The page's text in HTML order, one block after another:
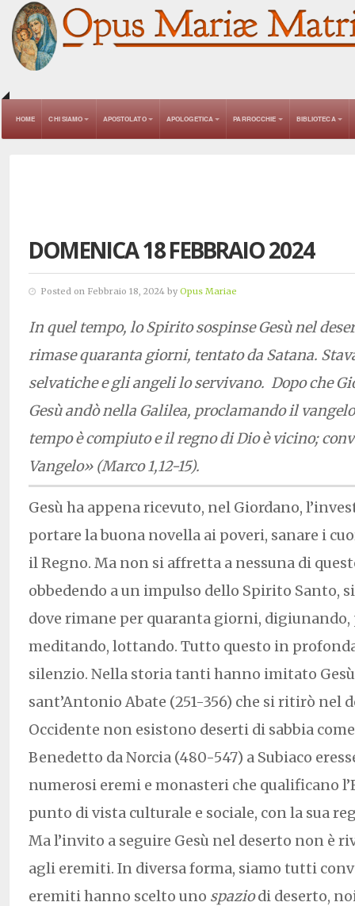
HOME CHI SIAMO APOSTOLATO APOLOGETICA PARROCCHIE BIBLIOTECA
DOMENICA 18 FEBBRAIO 2024
Posted on Febbraio 18, 2024 by Opus Mariae
In quel tempo, lo Spirito sospinse Gesù nel
rimase quaranta giorni, tentato da Satana.
selvatiche e gli angeli lo servivano. Dopo che
Gesù andò nella Galilea, proclamando il
tempo è compiuto e il regno di Dio è vicino;
Vangelo» (Marco 1,12-15).
Gesù ha appena ricevuto, nel Giordano,
portare la buona novella ai poveri, sanare i
il Regno. Ma non si affretta a nessuna di
obbedendo a un impulso dello Spirito Santo,
dove rimane per quaranta giorni, digiunando,
meditando, lottando. Tutto questo in
silenzio. Nella storia tanti hanno imitato
sant’Antonio Abate (251-356) che si ritirò nel
Occidente non esistono deserti di sabbia
Benedetto da Norcia (480-547) a Subiaco
numerosi eremi e monasteri che qualificano
punto di vista culturale e sociale, con la sua
Ma l’invito a seguire Gesù nel deserto non è
agli eremiti. In diversa forma, siamo tutti
eremiti hanno scelto uno spaziodi deserto,